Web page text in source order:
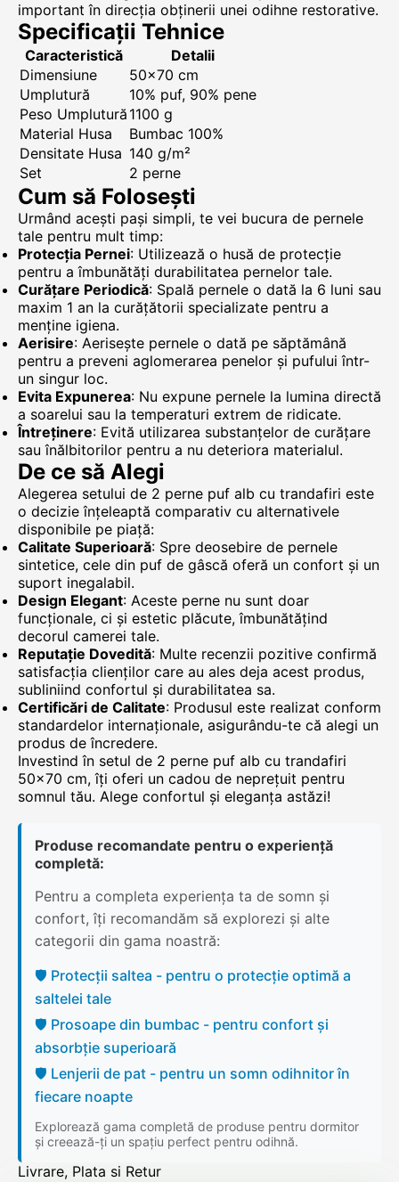
important în direcția obținerii unei odihne restorative.
Specificații Tehnice
Caracteristică
Detalii
Dimensiune
50x70 cm
Umplutură
10% puf, 90% pene
Peso Umplutură 1100 g
Material Husa
Bumbac 100%
Densitate Husa 140 g/m²
Set
2 perne
Cum să Folosești
Urmând acești pași simpli, te vei bucura de pernele
tale pentru mult timp:
Protecția Pernei: Utilizează o husă de protecție
pentru a îmbunătăți durabilitatea pernelor tale.
Curățare Periodică: Spală pernele o dată la 6 luni sau
maxim 1 an la curățătorii specializate pentru a
menține igiena.
Aerisire: Aerisește pernele o dată pe săptămână
pentru a preveni aglomerarea penelor și pufului într-
un singur loc.
Evita Expunerea: Nu expune pernele la lumina directă
a soarelui sau la temperaturi extrem de ridicate.
Întreținere: Evită utilizarea substanțelor de curățare
sau înălbitorilor pentru a nu deteriora materialul.
De ce să Alegi
Alegerea setului de 2 perne puf alb cu trandafiri este
o decizie înțeleaptă comparativ cu alternativele
disponibile pe piață:
Calitate Superioară: Spre deosebire de pernele
sintetice, cele din puf de gâscă oferă un confort și un
suport inegalabil.
Design Elegant: Aceste perne nu sunt doar
funcționale, ci și estetic plăcute, îmbunătățind
decorul camerei tale.
Reputație Dovedită: Multe recenzii pozitive confirmă
satisfacția clienților care au ales deja acest produs,
subliniind confortul și durabilitatea sa.
Certificări de Calitate: Produsul este realizat conform
standardelor internaționale, asigurându-te că alegi un
produs de încredere.
Investind în setul de 2 perne puf alb cu trandafiri
50x70 cm, îți oferi un cadou de neprețuit pentru
somnul tău. Alege confortul și eleganța astăzi!
Produse recomandate pentru o experiență
completă:
Pentru a completa experiența ta de somn și
confort, îți recomandăm să explorezi și alte
categorii din gama noastră:
🛡️ Protecții saltea - pentru o protecție optimă a
saltelei tale
🛡️ Prosoape din bumbac - pentru confort și
absorbție superioară
🛡️ Lenjerii de pat - pentru un somn odihnitor în
fiecare noapte
Explorează gama completă de produse pentru dormitor
și creează-ți un spațiu perfect pentru odihnă.
Livrare, Plata si Retur